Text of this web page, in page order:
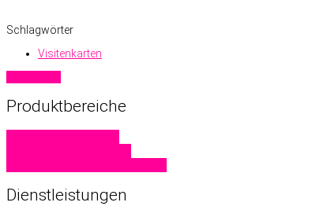
Schlagwörter
Visitenkarten
Produktbereiche
Dienstleistungen